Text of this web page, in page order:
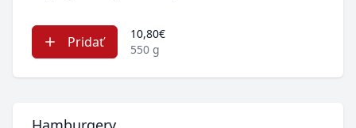
Pridať
10,80€
550 g